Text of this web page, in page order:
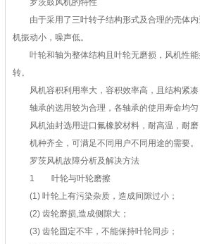
罗茨鼓风机的特性
由于采用了三叶转子结构形式及合理的壳体内
机振动小，噪声低。
叶轮和轴为整体结构且叶轮无磨损，风机性能
转。
风机容积利用率大，容积效率高，且结构紧凑
轴承的选用较为合理，各轴承的使用寿命均匀
风机油封选用进口氟橡胶材料，耐高温，耐磨
机种齐全，可满足不同用户不同用途的需要。
罗茨风机故障分析及解决方法
1 叶轮与叶轮磨擦
(1) 叶轮上有污染杂质，造成间隙过小；
(2) 齿轮磨损,造成侧隙大；
(3) 齿轮固定不牢，不能保持叶轮同步；